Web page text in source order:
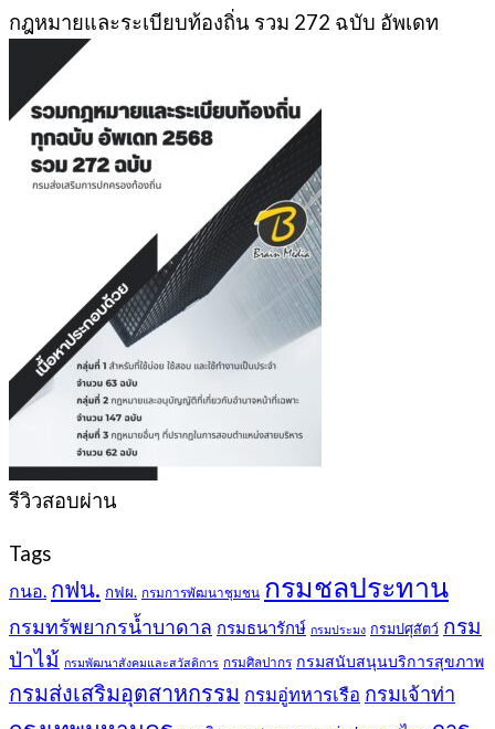
was: is:
กฎหมายและระเบียบท้องถิ่น รวม 272 ฉบับ อัพเดท
รีวิวสอบผ่าน
Tags
กนอ. กฟน. กฟผ. กรมการพัฒนาชุมชน กรมชลประทาน
กรมทรัพยากรน้ำบาดาล กรมธนารักษ์ กรมประมง กรมปศุสัตว์ กรม
ป่าไม้ กรมพัฒนาสังคมและสวัสดิการ กรมศิลปากร กรมสนับสนุนบริการสุขภาพ
กรมส่งเสริมอุตสาหกรรม กรมอู่ทหารเรือ กรมเจ้าท่า